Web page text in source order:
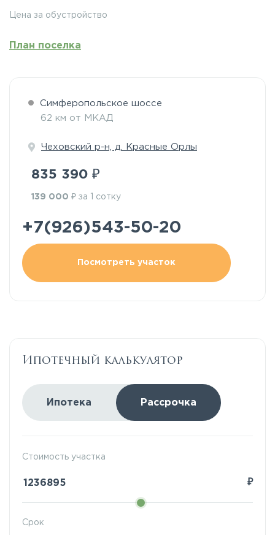
Цена за обустройство
План поселка
Симферопольское шоссе
62 км от МКАД
Чеховский р-н, д. Красные Орлы
835 390 ₽
139 000 ₽ за 1 сотку
+7(926)543-50-20
Посмотреть участок
Ипотечный калькулятор
Ипотека Рассрочка
Стоимость участка
₽
Срок